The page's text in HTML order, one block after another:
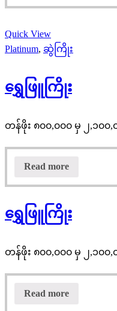
Quick View
Platinum, ဆွဲကြိုး
ရွှေဖြူကြိုး
တန်ဖိုး ၈၀၀,၀၀၀ မှ ၂,၁၀၀,
Read more
ရွှေဖြူကြိုး
တန်ဖိုး ၈၀၀,၀၀၀ မှ ၂,၁၀၀,
Read more